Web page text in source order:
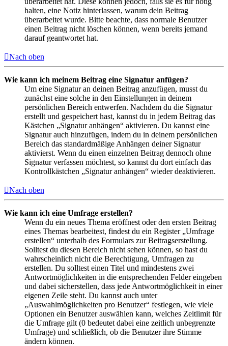
halten, eine Notiz hinterlassen, warum dein Beitrag
überarbeitet wurde. Bitte beachte, dass normale Benutzer
einen Beitrag nicht löschen können, wenn bereits jemand
darauf geantwortet hat.
Nach oben
Wie kann ich meinem Beitrag eine Signatur anfügen?
Um eine Signatur an deinen Beitrag anzufügen, musst du
zunächst eine solche in den Einstellungen in deinem
persönlichen Bereich entwerfen. Nachdem du die Signatur
erstellt und gespeichert hast, kannst du in jedem Beitrag das
Kästchen „Signatur anhängen“ aktivieren. Du kannst eine
Signatur auch hinzufügen, indem du in deinem persönlichen
Bereich das standardmäßige Anhängen deiner Signatur
aktivierst. Wenn du einen einzelnen Beitrag dennoch ohne
Signatur verfassen möchtest, so kannst du dort einfach das
Kontrollkästchen „Signatur anhängen“ wieder deaktivieren.
Nach oben
Wie kann ich eine Umfrage erstellen?
Wenn du ein neues Thema eröffnest oder den ersten Beitrag
eines Themas bearbeitest, findest du ein Register „Umfrage
erstellen“ unterhalb des Formulars zur Beitragserstellung.
Solltest du diesen Bereich nicht sehen können, so hast du
wahrscheinlich nicht die Berechtigung, Umfragen zu
erstellen. Du solltest einen Titel und mindestens zwei
Antwortmöglichkeiten in die entsprechenden Felder eingeben
und dabei sicherstellen, dass jede Antwortmöglichkeit in einer
eigenen Zeile steht. Du kannst auch unter
„Auswahlmöglichkeiten pro Benutzer“ festlegen, wie viele
Optionen ein Benutzer auswählen kann, welches Zeitlimit für
die Umfrage gilt (0 bedeutet dabei eine zeitlich unbegrenzte
Umfrage) und schließlich, ob die Benutzer ihre Stimme
ändern können.